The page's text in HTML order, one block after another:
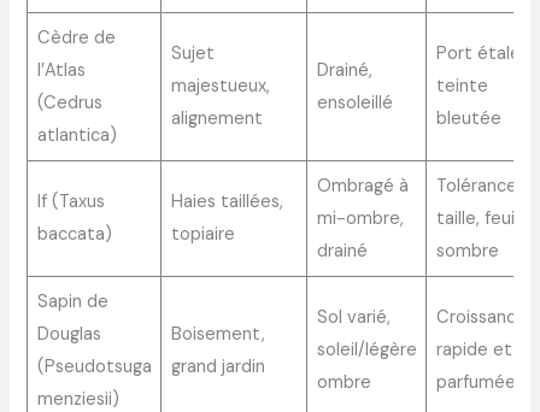
Cèdre de
l’Atlas
(Cedrus
atlantica)
Sujet
majestueux,
alignement
Drainé,
ensoleillé
Port étalé
teinte
bleutée
If (Taxus
baccata)
Haies taillées,
topiaire
Ombragé à
mi-ombre,
drainé
Tolérance à
taille,
sombre
Sapin de
Douglas
(Pseudotsuga
menziesii)
Boisement,
grand jardin
Sol varié,
soleil/légère
ombre
Croissance
rapide et
parfumée